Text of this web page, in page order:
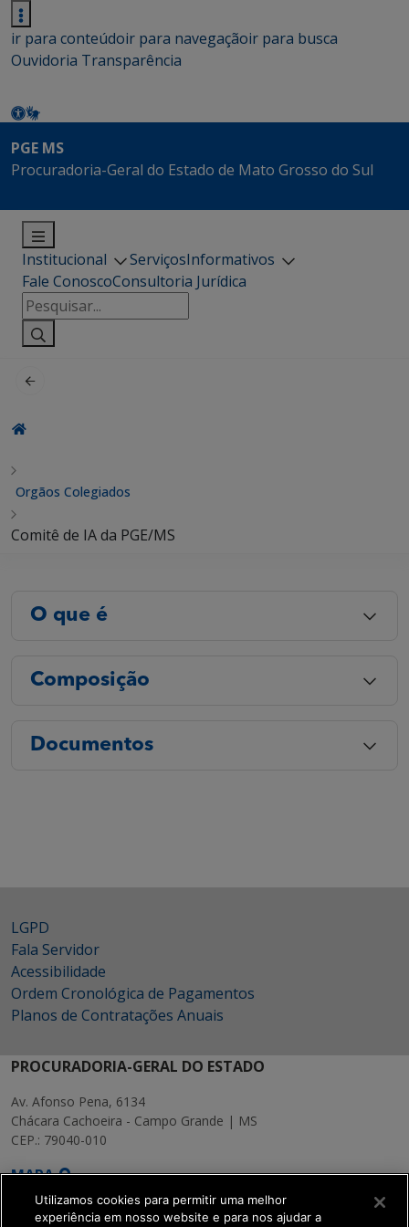
ir para conteúdoir para navegaçãoir para busca
Ouvidoria Transparência
PGE MS
Procuradoria-Geral do Estado de Mato Grosso do Sul
Institucional ServiçosInformativos
Fale ConoscoConsultoria Jurídica
Pesquisar
por:
Orgãos Colegiados
Comitê de IA da PGE/MS
O que é
Composição
Documentos
LGPD
Fala Servidor
Acessibilidade
Ordem Cronológica de Pagamentos
Planos de Contratações Anuais
PROCURADORIA-GERAL DO ESTADO
Av. Afonso Pena, 6134
Chácara Cachoeira - Campo Grande | MS
CEP.: 79040-010
MAPA
Utilizamos cookies para permitir uma melhor
experiência em nosso website e para nos ajudar a